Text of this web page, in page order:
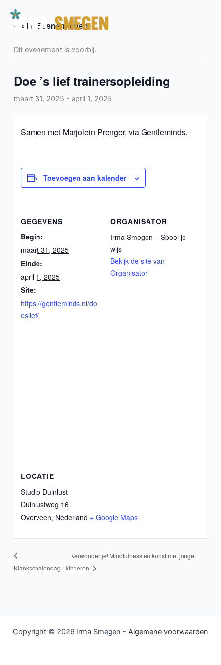
naar
« Alle Evenementen
Dit evenement is voorbij.
Doe ’s lief trainersopleiding
maart 31, 2025 - april 1, 2025
Samen met Marjolein Prenger, via Gentleminds.
Toevoegen aan kalender
GEGEVENS
Begin:
maart 31, 2025
Einde:
april 1, 2025
Site:
https://gentleminds.nl/do
eslief/
ORGANISATOR
Irma Smegen – Speel je
wijs
Bekijk de site van
Organisator
LOCATIE
Studio Duinlust
Duinlustweg 16
Overveen, Nederland + Google Maps
Klankschalendag
Verwonder je! Mindfulness en kunst met jonge
kinderen
Copyright © 2026 Irma Smegen - Algemene voorwaarden